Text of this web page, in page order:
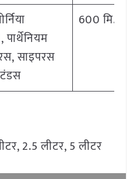
पार्थेनियम
साइपरस
600 मि.ली
2.5 लीटर, 5 लीटर